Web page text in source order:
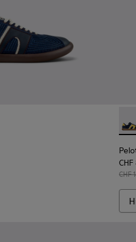
für Herren.
Nubuk für Herren.
aus Textil und
CHF